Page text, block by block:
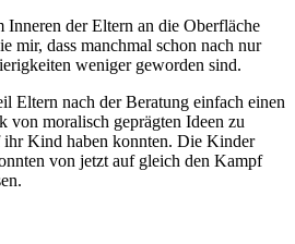
Inneren der Eltern an die Oberfläche
mir, dass manchmal schon nach nur
weniger geworden sind.
Eltern nach der Beratung einfach einen
von moralisch geprägten Ideen zu
Kind haben konnten. Die Kinder
von jetzt auf gleich den Kampf